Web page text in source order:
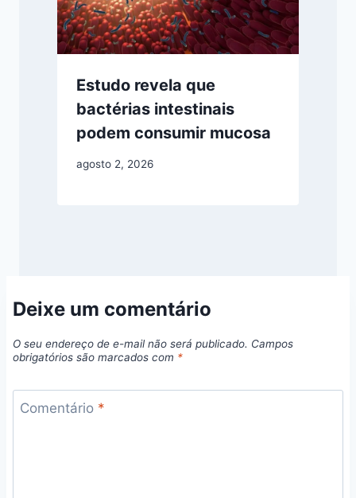
Estudo revela que
bactérias intestinais
podem consumir mucosa
agosto 2, 2026
Deixe um comentário
O seu endereço de e-mail não será publicado. Campos
obrigatórios são marcados com *
Comentário *